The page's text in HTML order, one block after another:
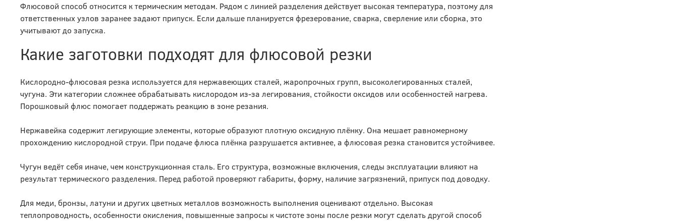
Флюсовой способ относится к термическим методам. Рядом с линией разделения действует высокая температура, поэтому для
ответственных узлов заранее задают припуск. Если дальше планируется фрезерование, сварка, сверление или сборка, это
учитывают до запуска.
Какие заготовки подходят для флюсовой резки
Кислородно-флюсовая резка используется для нержавеющих сталей, жаропрочных групп, высоколегированных сталей,
чугуна. Эти категории сложнее обрабатывать кислородом из-за легирования, стойкости оксидов или особенностей нагрева.
Порошковый флюс помогает поддержать реакцию в зоне резания.
Нержавейка содержит легирующие элементы, которые образуют плотную оксидную плёнку. Она мешает равномерному
прохождению кислородной струи. При подаче флюса плёнка разрушается активнее, а флюсовая резка становится устойчивее.
Чугун ведёт себя иначе, чем конструкционная сталь. Его структура, возможные включения, следы эксплуатации влияют на
результат термического разделения. Перед работой проверяют габариты, форму, наличие загрязнений, припуск под доводку.
Для меди, бронзы, латуни и других цветных металлов возможность выполнения оценивают отдельно. Высокая
теплопроводность, особенности окисления, повышенные запросы к чистоте зоны после резки могут сделать другой способ